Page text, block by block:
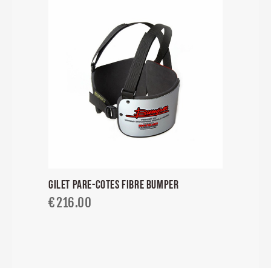
GILET PARE-COTES FIBRE BUMPER
€216.00